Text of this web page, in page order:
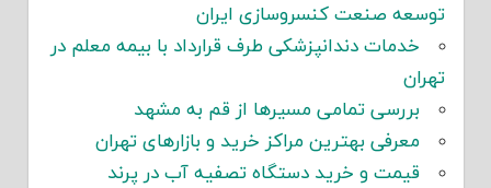
توسعه صنعت کنسروسازی ایران
خدمات دندانپزشکی طرف قرارداد با بیمه معلم در
تهران
بررسی تمامی مسیرها از قم به مشهد
معرفی بهترین مراکز خرید و بازارهای تهران
قیمت و خرید دستگاه تصفیه آب در پرند